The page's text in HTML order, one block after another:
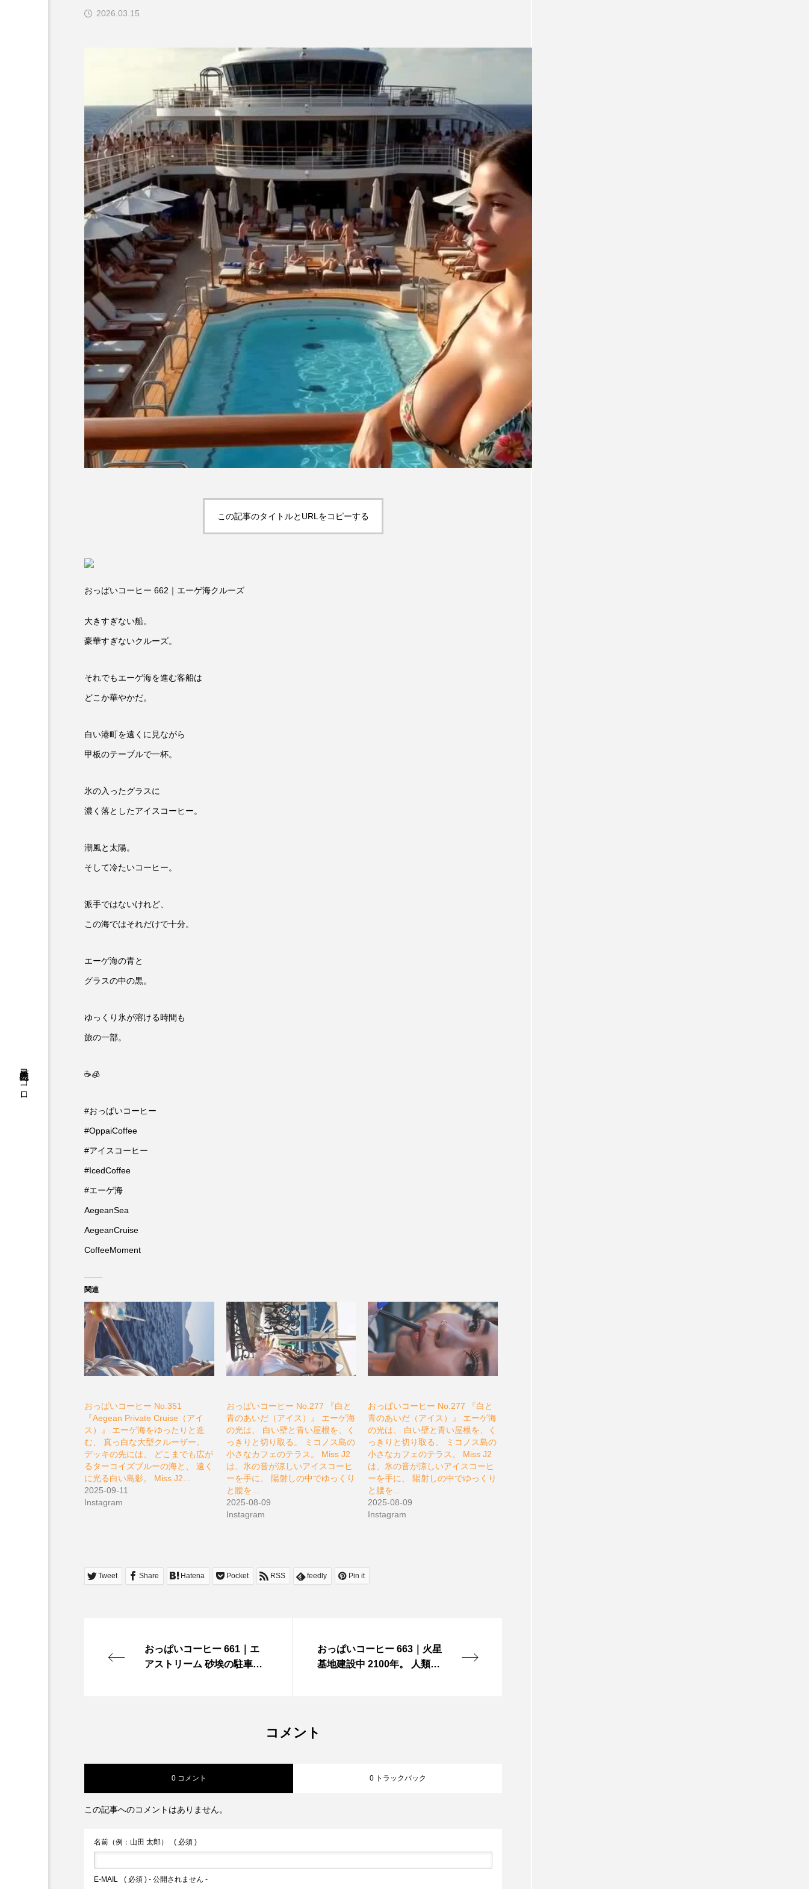
松原充久的ココロ
2026.03.15
この記事のタイトルとURLをコピーする
おっぱいコーヒー 662｜エーゲ海クルーズ
大きすぎない船。
豪華すぎないクルーズ。
それでもエーゲ海を進む客船は
どこか華やかだ。
白い港町を遠くに見ながら
甲板のテーブルで一杯。
氷の入ったグラスに
濃く落としたアイスコーヒー。
潮風と太陽。
そして冷たいコーヒー。
派手ではないけれど、
この海ではそれだけで十分。
エーゲ海の青と
グラスの中の黒。
ゆっくり氷が溶ける時間も
旅の一部。
☕️🧊
#おっぱいコーヒー
#OppaiCoffee
#アイスコーヒー
#IcedCoffee
#エーゲ海
AegeanSea
AegeanCruise
CoffeeMoment
関連
おっぱいコーヒー No.351
『Aegean Private Cruise（アイ
ス）』 エーゲ海をゆったりと進
む、 真っ白な大型クルーザー。
デッキの先には、 どこまでも広が
るターコイズブルーの海と、 遠く
に光る白い島影。 Miss J2…
2025-09-11
Instagram
おっぱいコーヒー No.277 『白と
青のあいだ（アイス）』 エーゲ海
の光は、 白い壁と青い屋根を、く
っきりと切り取る。 ミコノス島の
小さなカフェのテラス。 Miss J2
は、氷の音が涼しいアイスコーヒ
ーを手に、 陽射しの中でゆっくり
と腰を…
2025-08-09
Instagram
おっぱいコーヒー No.277 『白と
青のあいだ（アイス）』 エーゲ海
の光は、 白い壁と青い屋根を、く
っきりと切り取る。 ミコノス島の
小さなカフェのテラス。 Miss J2
は、氷の音が涼しいアイスコーヒ
ーを手に、 陽射しの中でゆっくり
と腰を…
2025-08-09
Instagram
Tweet Share Hatena Pocket RSS feedly Pin it
おっぱいコーヒー 661｜エ
アストリーム 砂埃の駐車場
で湯を沸か…
おっぱいコーヒー 663｜火星
基地建設中 2100年。 人類は
コメント
0 コメント 0 トラックバック
この記事へのコメントはありません。
名前（例：山田 太郎） ( 必須 )
E-MAIL ( 必須 ) - 公開されません -